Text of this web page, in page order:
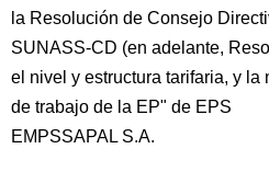
la Resolución de Consejo
SUNASS-CD (en adelante,
el nivel y estructura tarifaria, y la
de trabajo de la EP" de EPS
EMPSSAPAL S.A.